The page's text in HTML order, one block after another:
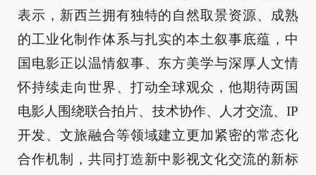
表示，新西兰拥有独特的自然取景资源、成熟
的工业化制作体系与扎实的本土叙事底蕴，中
国电影正以温情叙事、东方美学与深厚人文情
怀持续走向世界、打动全球观众，他期待两国
电影人围绕联合拍片、技术协作、人才交流、IP
开发、文旅融合等领域建立更加紧密的常态化
合作机制，共同打造新中影视文化交流的新标